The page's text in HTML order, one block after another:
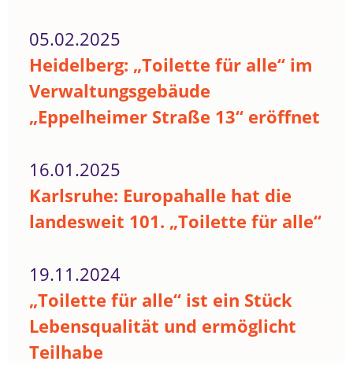
05.02.2025
Heidelberg: „Toilette für alle“ im
Verwaltungsgebäude
„Eppelheimer Straße 13“ eröffnet
16.01.2025
Karlsruhe: Europahalle hat die
landesweit 101. „Toilette für alle“
19.11.2024
„Toilette für alle“ ist ein Stück
Lebensqualität und ermöglicht
Teilhabe